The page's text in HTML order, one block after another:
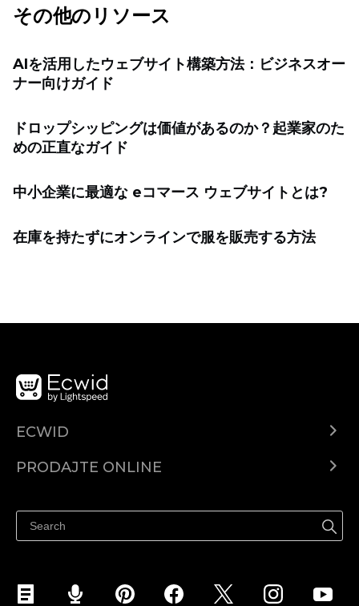
その他のリソース
AIを活用したウェブサイト構築方法：ビジネスオー
ナー向けガイド
ドロップシッピングは価値があるのか？起業家のた
めの正直なガイド
中小企業に最適な eコマース ウェブサイトとは?
在庫を持たずにオンラインで服を販売する方法
ECWID
PRODAJTE ONLINE